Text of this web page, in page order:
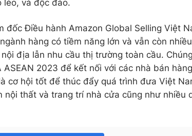
léo, và độc đáo.
đốc Điều hành Amazon Global Selling Việt
hàng có tiềm năng lớn và vẫn còn
địa lẫn nhu cầu thị trường toàn cầu.
ASEAN 2023 để kết nối với các nhà bán
cơ hội tốt để thúc đẩy quá trình đưa Việt
nội thất và trang trí nhà cửa cũng như nhiều